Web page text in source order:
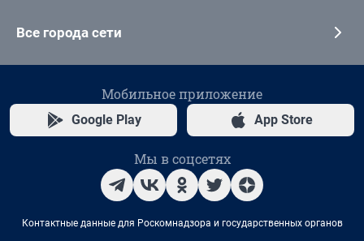
Все города сети
Мобильное приложение
Google Play App Store
Мы в соцсетях
Контактные данные для Роскомнадзора и государственных органов